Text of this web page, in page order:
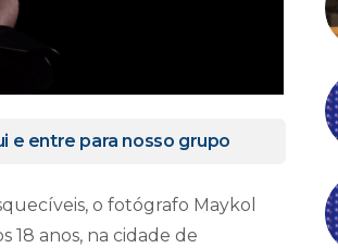
e entre para nosso grupo
o fotógrafo Maykol
18 anos, na cidade de